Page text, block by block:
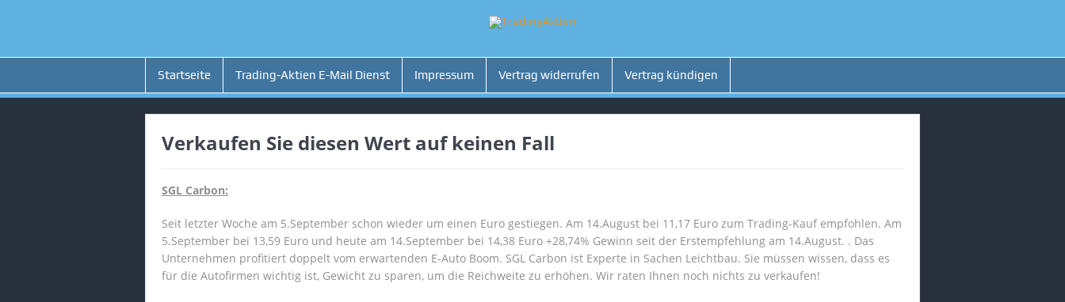
Startseite Trading-Aktien E-Mail Dienst Impressum Vertrag widerrufen Vertrag kündigen
Verkaufen Sie diesen Wert auf keinen Fall
SGL Carbon:
Seit letzter Woche am 5.September schon wieder um einen Euro gestiegen. Am 14.August bei 11,17 Euro zum Trading-Kauf empfohlen. Am
5.September bei 13,59 Euro und heute am 14.September bei 14,38 Euro +28,74% Gewinn seit der Erstempfehlung am 14.August. . Das
Unternehmen profitiert doppelt vom erwartenden E-Auto Boom. SGL Carbon ist Experte in Sachen Leichtbau. Sie müssen wissen, dass es
für die Autofirmen wichtig ist, Gewicht zu sparen, um die Reichweite zu erhöhen. Wir raten Ihnen noch nichts zu verkaufen!